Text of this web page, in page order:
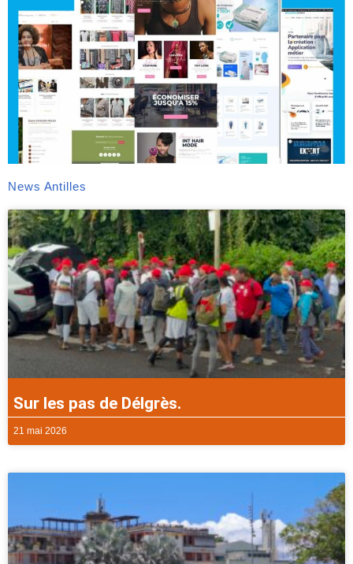
News Antilles
Sur les pas de Délgrès.
21 mai 2026